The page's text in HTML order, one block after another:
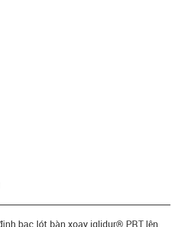
bạc lót bàn xoay iglidur® PRT lên